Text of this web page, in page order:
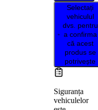
Selectați
vehiculul
dvs. pentru
a confirma
că acest
produs se
potrivește
Siguranța
vehiculelor